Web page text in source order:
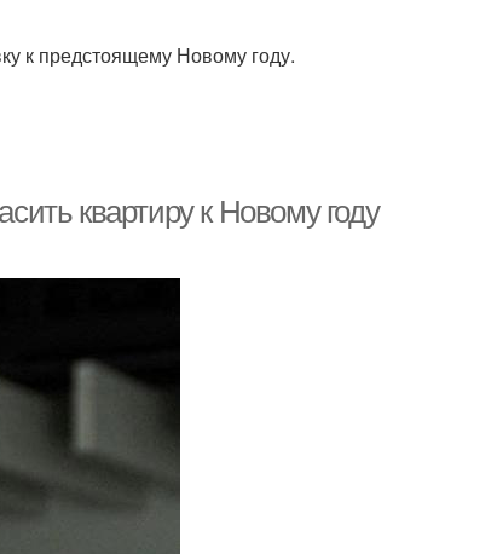
к предстоящему Новому году.
квартиру к Новому году